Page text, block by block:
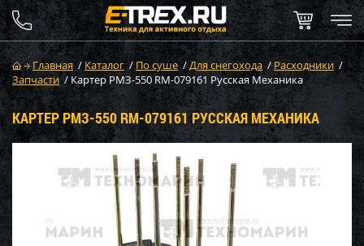
Главная / Каталог / По суше /Для снегохода /Расходники /
Запчасти / Картер РМЗ-550 RM-079161 Русская Механика
КАРТЕР РМЗ-550 RM-079161 РУССКАЯ МЕХАНИКА